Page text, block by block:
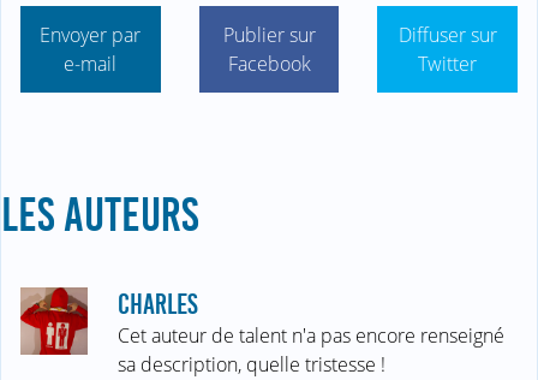
Envoyer par
e-mail
Publier sur
Facebook
Diffuser sur
Twitter
LES AUTEURS
CHARLES
Cet auteur de talent n'a pas encore renseigné
sa description, quelle tristesse !